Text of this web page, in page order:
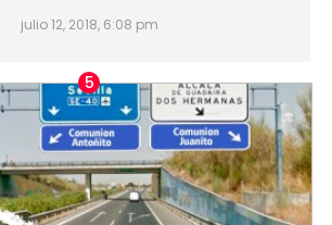
julio 12, 2018, 6:08 pm